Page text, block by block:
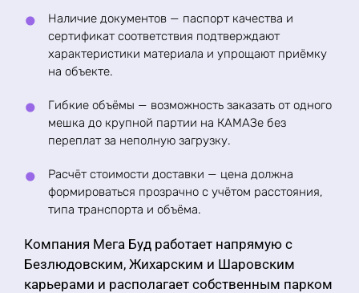
Наличие документов — паспорт качества и
сертификат соответствия подтверждают
характеристики материала и упрощают приёмку
на объекте.
Гибкие объёмы — возможность заказать от одного
мешка до крупной партии на КАМАЗе без
переплат за неполную загрузку.
Расчёт стоимости доставки — цена должна
формироваться прозрачно с учётом расстояния,
типа транспорта и объёма.
Компания Мега Буд работает напрямую с
Безлюдовским, Жихарским и Шаровским
карьерами и располагает собственным парком